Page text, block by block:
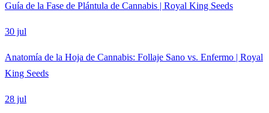
Guía de la Fase de Plántula de Cannabis | Royal King Seeds
30 jul
Anatomía de la Hoja de Cannabis: Follaje Sano vs. Enfermo | Royal
King Seeds
28 jul